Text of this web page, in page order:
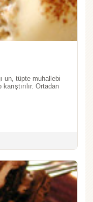
un, tüpte muhallebi
Ortadan